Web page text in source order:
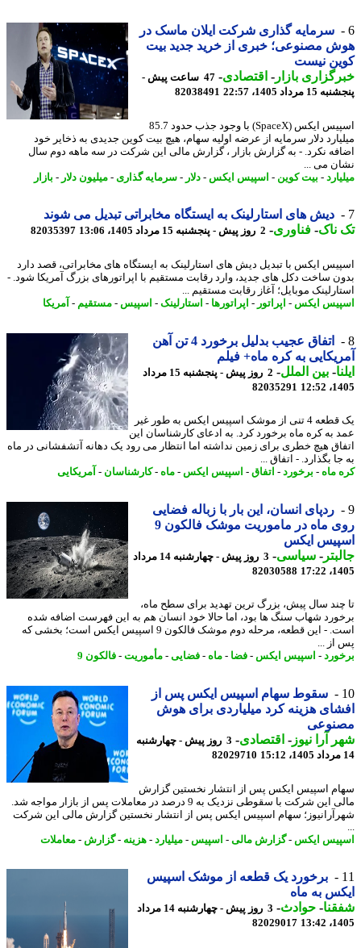
سرمایه گذاری شرکت ایلان ماسک در
مصنوعی؛ خبری از خرید جدید بیت
نیست
بازار- اقتصادی-
47 ساعت پیش -
1405، 22:57
82038491
اسپیس ایکس (SpaceX) با وجود جذب حدود 85.7
دلار سرمایه از عرضه اولیه سهام، هیچ بیت کوین جدیدی به ذخایر خود
نکرد. - به گزارش بازار ، گزارش مالی این شرکت در سه ماهه دوم سال
می ...
-بیت کوین-اسپیس ایکس-دلار-سرمایه گذاری- میلیون دلار-بازار
دیش های استارلینک به ایستگاه مخابراتی تبدیل می شوند
-فناوری- 2 روز پیش - پنجشنبه 15 مرداد 1405، 13:06 82035397
ایکس با تبدیل دیش های استارلینک به ایستگاه های مخابراتی، قصد دارد
ساخت دکل های جدید، وارد رقابت مستقیم با اپراتورهای بزرگ آمریکا شود. -
موبایل؛ آغاز رقابت مستقیم ...
ایکس-اپراتور -اپراتورها- استارلینک -اسپیس-مستقیم-آمریکا
اتفاق عجیب بدلیل برخورد 4 تن آهن
به کره ماه+ فیلم
-بین الملل-
2 روز پیش - پنجشنبه 15 مرداد
82035291
یک قطعه 4 تنی از موشک اسپیس ایکس به طور غیر
به کره ماه برخورد کرد. به ادعای کارشناسان این
هیچ خطری برای زمین نداشته اما انتظار می رود یک دهانه آتشفشانی در ماه
بگذارد. - اتفاق ...
ماه-برخورد-اتفاق-اسپیس ایکس-ماه-کارشناسان-آمریکایی
ردپای انسان، این بار با زباله فضایی
روی ماه در ماموریت موشک فالکون 9
ایکس
-سیاسی-
3 روز پیش - چهارشنبه 14 مرداد
82030588
سال پیش، بزرگ ترین تهدید برای سطح ماه،
شهاب سنگ ها بود، اما حالا خود انسان هم به این فهرست اضافه شده
است. - این قطعه، مرحله دوم موشک فالکون 9 اسپیس ایکس است؛ بخشی که
...
-اسپیس ایکس-فضا -ماه-فضایی-مأموریت-فالکون 9
سقوط سهام اسپیس ایکس پس از
هزینه کرد میلیاردی برای هوش
آرا نیوز-اقتصادی- 3 روز پیش - چهارشنبه
82029710
اسپیس ایکس پس از انتشار نخستین گزارش
مالی این شرکت با سقوطی نزدیک به 9 درصد در معاملات پس از بازار مواجه شد.
سهام اسپیس ایکس پس از انتشار نخستین گزارش مالی این شرکت
ایکس-گزارش مالی-اسپیس-میلیارد-هزینه- گزارش -معاملات
برخورد یک قطعه از موشک اسپیس
به ماه
-حوادث -
3 روز پیش - چهارشنبه 14 مرداد
82029017